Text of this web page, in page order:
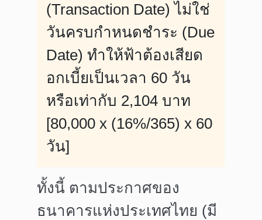
(Transaction Date) ไม่ใช่
วันครบกำหนดชำระ (Due
Date) ทำให้ฟ้าต้องเสียด
อกเบี้ยเป็นเวลา 60 วัน
หรือเท่ากับ 2,104 บาท
[80,000 x (16%/365) x 60
วัน]
ทั้งนี้ ตามประกาศของ
ธนาคารแห่งประเทศไทย (มี